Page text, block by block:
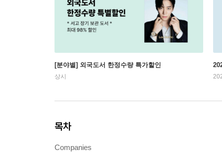
[분야별] 외국도서 한정수량 특가할인
상시
목차
Companies